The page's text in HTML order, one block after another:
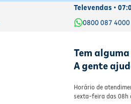
Televendas •
0800 087 4000
Tem
A gente
Horário de
sexta-feira das 08h